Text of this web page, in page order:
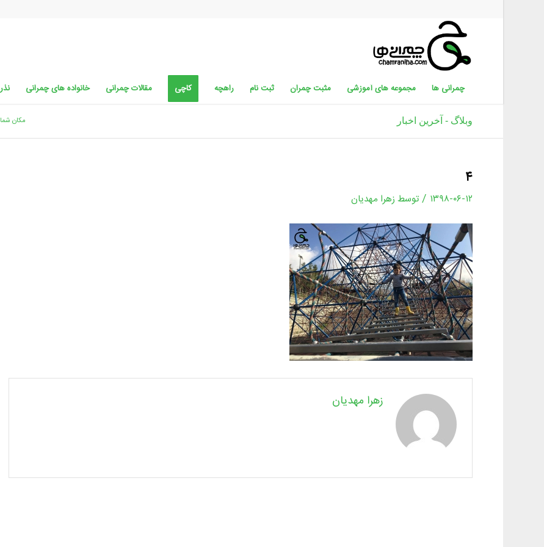
چمرانی ها مجموعه های آموزشی مثبت چمران ثبت نام راهچه کاچی مقالات چمرانی خانواده های چمرانی
وبلاگ - آخرین اخبار مکان
۴
۱۳۹۸-۰۶-۱۲ / توسط زهرا مهدیان
زهرا مهدیان